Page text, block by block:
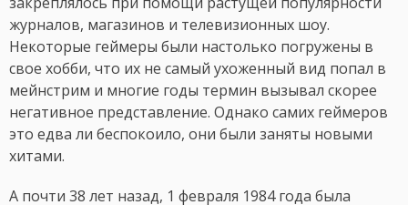
журналов, магазинов и телевизионных шоу.
Некоторые геймеры были настолько погружены в
свое хобби, что их не самый ухоженный вид попал в
мейнстрим и многие годы термин вызывал скорее
негативное представление. Однако самих геймеров
это едва ли беспокоило, они были заняты новыми
хитами.
А почти 38 лет назад, 1 февраля 1984 года была